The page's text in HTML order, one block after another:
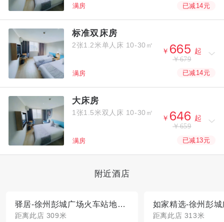
满房 已减14元
标准双床房
2张1.2米单人床 10-30㎡
￥ 
起
￥679
满房 已减14元
大床房
1张1.5米双人床 10-30㎡
￥  起
￥659
满房 已减13元
附近酒店
驿居-徐州彭城广场火车站地铁站店
距离此店 309米 距离此店 313米